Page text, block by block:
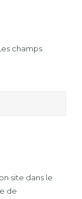
champs
site dans le
de